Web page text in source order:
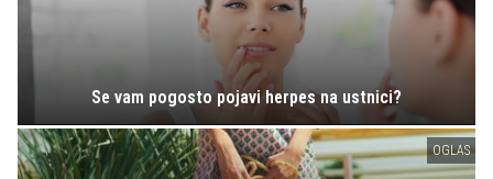
Se vam pogosto pojavi herpes na ustnici?
OGLAS